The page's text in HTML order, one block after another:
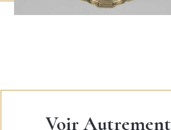
Voir Autrement